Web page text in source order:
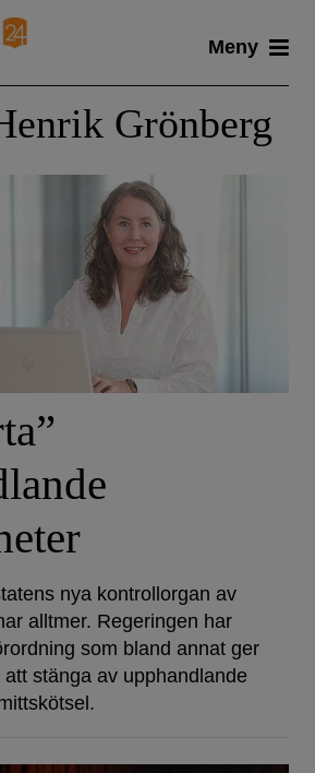
Meny
Grönberg
nya kontrollorgan av
alltmer. Regeringen har
som bland annat ger
stänga av upphandlande